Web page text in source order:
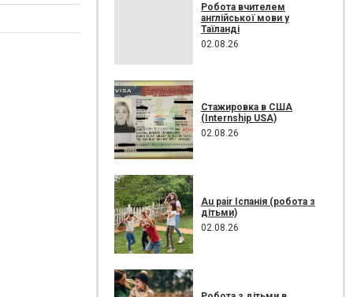
Робота вчителем
англійської мови у
Таїланді
02.08.26
Стажировка в США
(Internship USA)
02.08.26
Au pair Іспанія (робота з
дітьми)
02.08.26